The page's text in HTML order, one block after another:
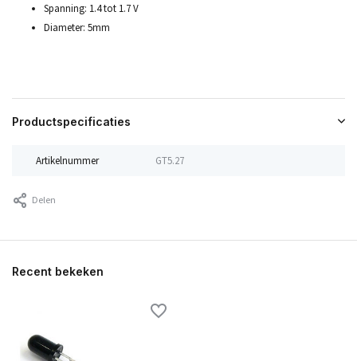
Spanning: 1.4 tot 1.7 V
Diameter: 5mm
Productspecificaties
Artikelnummer GT5.27
Delen
Recent bekeken